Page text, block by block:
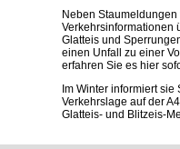
Neben
Verkehrsinformationen
Glatteis und
einen Unfall zu einer
erfahren Sie es hier
Im Winter informiert
Verkehrslage auf der
Glatteis- und Blitzeis-